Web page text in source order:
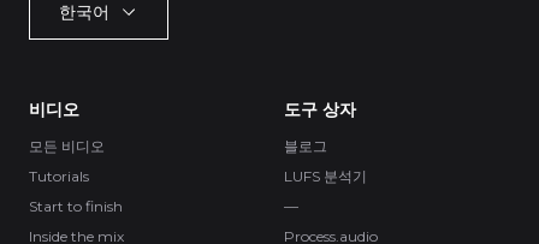
한국어
비디오
모든 비디오
Tutorials
Start to finish
Inside the mix
도구 상자
블로그
LUFS 분석기
—
Process.audio